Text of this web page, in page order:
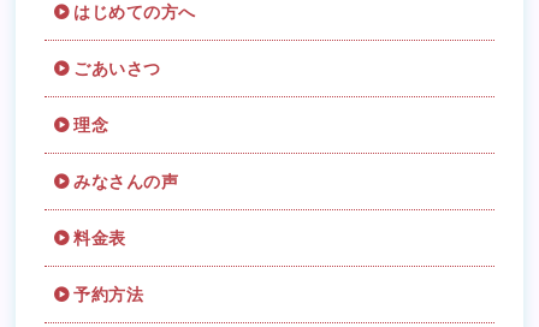
はじめての方へ
ごあいさつ
理念
みなさんの声
料金表
予約方法